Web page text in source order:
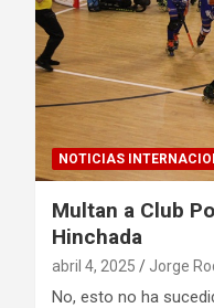
NOTICIAS
Multan a Club
Hinchada
abril 4, 2025 Jorge
No, esto no ha